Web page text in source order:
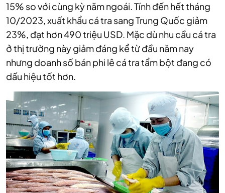
15% so với cùng kỳ năm ngoái. Tính đến hết tháng
10/2023, xuất khẩu cá tra sang Trung Quốc giảm
23%, đạt hơn 490 triệu USD. Mặc dù nhu cầu cá tra
ở thị trường này giảm đáng kể từ đầu năm nay
nhưng doanh số bán phi lê cá tra tẩm bột đang có
dấu hiệu tốt hơn.